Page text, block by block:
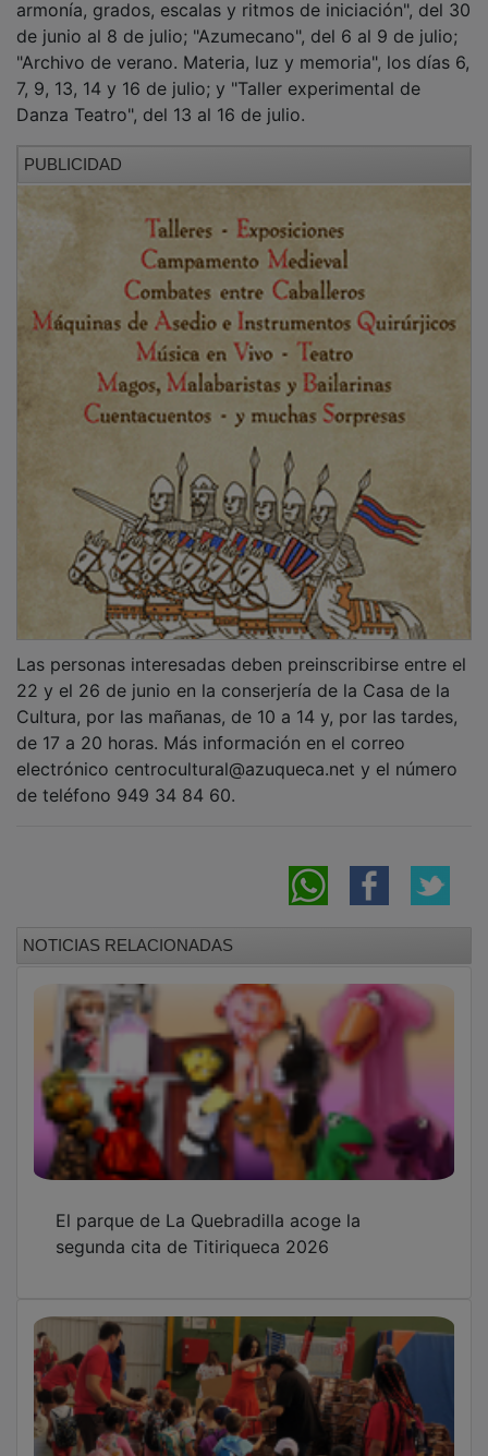
Las personas interesadas deben preinscribirse entre el
22 y el 26 de junio en la conserjería de la Casa de la
Cultura, por las mañanas, de 10 a 14 y, por las tardes,
de 17 a 20 horas. Más información en el correo
electrónico centrocultural@azuqueca.net y el número
de teléfono 949 34 84 60.
NOTICIAS RELACIONADAS
El parque de La Quebradilla acoge la
segunda cita de Titiriqueca 2026
Reparto en el Azuverano de más de 350 kits
para fomentar el correcto reciclaje de
residuos orgánicos
El Centro de Empresas de Azuqueca acogerá